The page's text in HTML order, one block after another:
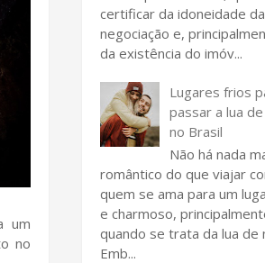
um
no
certificar da idoneidade da
negociação e,
da existência do imóv...
Lugares frios
passar a lua
no Brasil
Não há nada
romântico do que viajar
quem se ama para um
e charmoso,
quando se trata da lua de
Emb...